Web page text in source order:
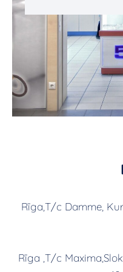
Rīga,T/c Damme,
Rīga ,T/c